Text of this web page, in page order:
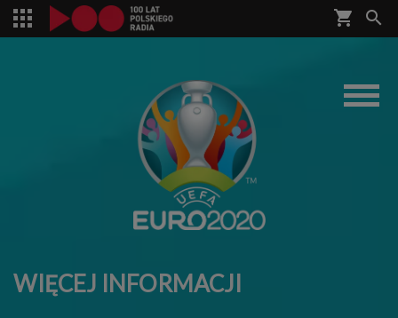
shopping_cart 
WIĘCEJ INFORMACJI